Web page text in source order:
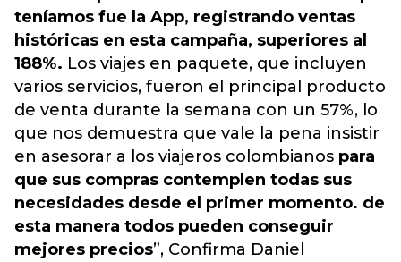
teníamos fue la App, registrando ventas
históricas en esta campaña, superiores al
188%. Los viajes en paquete, que incluyen
varios servicios, fueron el principal producto
de venta durante la semana con un 57%, lo
que nos demuestra que vale la pena insistir
en asesorar a los viajeros colombianos para
que sus compras contemplen todas sus
necesidades desde el primer momento. de
esta manera todos pueden conseguir
mejores precios”, Confirma Daniel